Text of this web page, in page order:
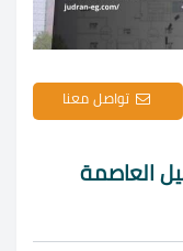
تواصل معنا
العاصمة